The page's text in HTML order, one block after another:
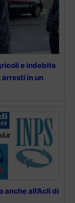
e indebite
in un
anche all’Acli di